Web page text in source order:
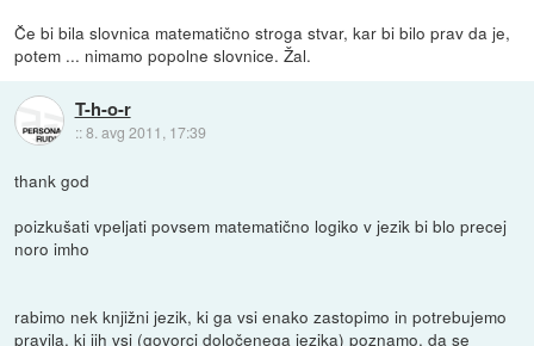
Če bi bila slovnica matematično stroga stvar, kar bi bilo prav da je,
potem ... nimamo popolne slovnice. Žal.
T-h-o-r
::8. avg 2011, 17:39
thank god
poizkušati vpeljati povsem matematično logiko v jezik bi blo precej
noro imho
rabimo nek knjižni jezik, ki ga vsi enako zastopimo in potrebujemo
pravila, ki jih vsi (govorci določenega jezika) poznamo, da se